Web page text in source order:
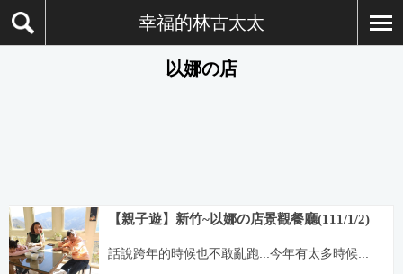
幸福的林古太太
以娜の店
【親子遊】新竹~以娜の店景觀餐廳(111/1/2)
話說跨年的時候也不敢亂跑...今年有太多時候...